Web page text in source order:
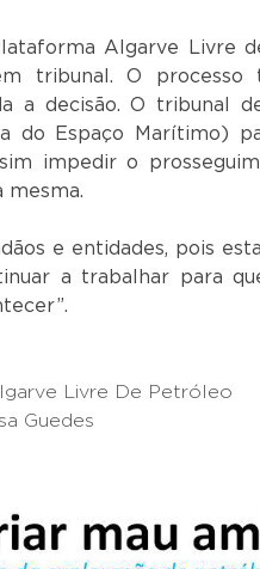
Algarve Livre
tribunal. O processo
a decisão. O tribunal
do Espaço Marítimo)
impedir o
mesma.
e entidades, pois
a trabalhar para
Livre De Petróleo
Guedes